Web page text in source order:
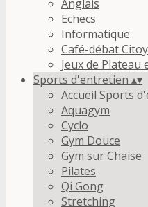
Anglais
Echecs
Informatique
Café-débat
Jeux de Plateau
Sports d'entretien ▴▾
Accueil Sports
Aquagym
Cyclo
Gym Douce
Gym sur Chaise
Pilates
Qi Gong
Stretching